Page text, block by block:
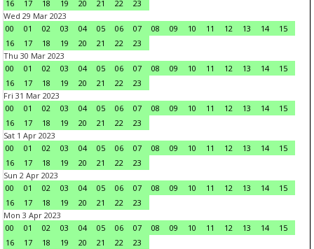
16
17 18 19 20 21 22
23
Wed 29 Mar 2023
00
01 02 03 04 05 06 07 08 09 10 11 12 13 14
15
16
17 18 19 20 21 22
23
Thu 30 Mar 2023
00
01 02 03 04 05 06 07 08 09 10 11 12 13 14
15
16
17 18 19 20 21 22
23
Fri 31 Mar 2023
00
01 02 03 04 05 06 07 08 09 10 11 12 13 14
15
16
17 18 19 20 21 22
23
Sat 1 Apr 2023
00
01 02 03 04 05 06 07 08 09 10 11 12 13 14
15
16
17 18 19 20 21 22
23
Sun 2 Apr 2023
00
01 02 03 04 05 06 07 08 09 10 11 12 13 14
15
16
17 18 19 20 21 22
23
Mon 3 Apr 2023
00
01 02 03 04 05 06 07 08 09 10 11 12 13 14
15
16
17 18 19 20 21 22
23